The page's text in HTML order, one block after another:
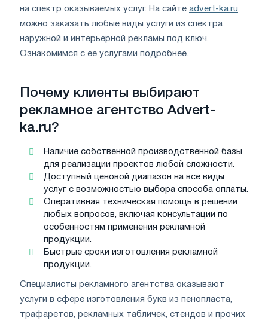
на спектр оказываемых услуг. На сайте advert-ka.ru
можно заказать любые виды услуги из спектра
наружной и интерьерной рекламы под ключ.
Ознакомимся с ее услугами подробнее.
Почему клиенты выбирают
рекламное агентство Advert-
ka.ru?
Наличие собственной производственной базы
для реализации проектов любой сложности.
Доступный ценовой диапазон на все виды
услуг с возможностью выбора способа оплаты.
Оперативная техническая помощь в решении
любых вопросов, включая консультации по
особенностям применения рекламной
продукции.
Быстрые сроки изготовления рекламной
продукции.
Специалисты рекламного агентства оказывают
услуги в сфере изготовления букв из пенопласта,
трафаретов, рекламных табличек, стендов и прочих